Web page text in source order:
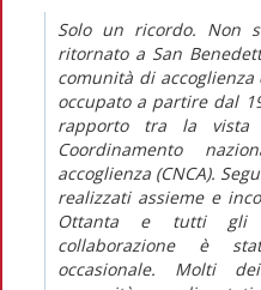
Solo un ricordo. Non
ritornato a San
comunità di
occupato a partire dal
rapporto tra la
Coordinamento
accoglienza (CNCA).
realizzati assieme e
Ottanta e tutti gli
collaborazione è
occasionale. Molti